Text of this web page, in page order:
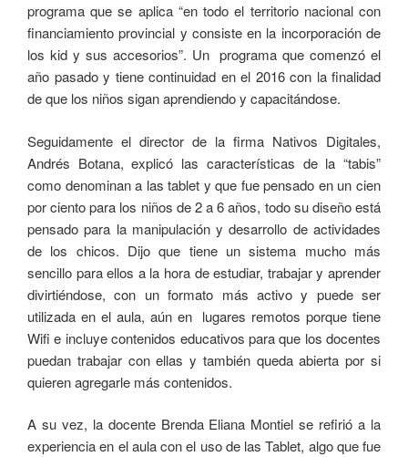
programa que se aplica “en todo el territorio nacional con
financiamiento provincial y consiste en la incorporación de
los kid y sus accesorios”. Un programa que comenzó el
año pasado y tiene continuidad en el 2016 con la finalidad
de que los niños sigan aprendiendo y capacitándose.
Seguidamente el director de la firma Nativos Digitales,
Andrés Botana, explicó las características de la “tabis”
como denominan a las tablet y que fue pensado en un cien
por ciento para los niños de 2 a 6 años, todo su diseño está
pensado para la manipulación y desarrollo de actividades
de los chicos. Dijo que tiene un sistema mucho más
sencillo para ellos a la hora de estudiar, trabajar y aprender
divirtiéndose, con un formato más activo y puede ser
utilizada en el aula, aún en lugares remotos porque tiene
Wifi e incluye contenidos educativos para que los docentes
puedan trabajar con ellas y también queda abierta por si
quieren agregarle más contenidos.
A su vez, la docente Brenda Eliana Montiel se refirió a la
experiencia en el aula con el uso de las Tablet, algo que fue